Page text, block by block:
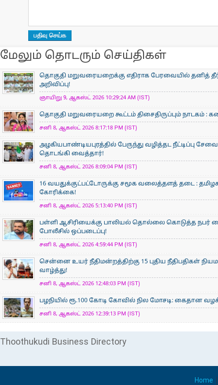
மேலும் தொடரும் செய்திகள்
தொகுதி மறுவரையறைக்கு எதிராக பேரவையில் தனித்
அறிவிப்பு!
ஞாயிறு 9, ஆகஸ்ட் 2026 10:29:24 AM (IST)
தொகுதி மறுவரையறை கூட்டம் திசைதிருப்பும் நாடகம் :
சனி 8, ஆகஸ்ட் 2026 8:17:18 PM (IST)
அழகியபாண்டியபுரத்தில் பேருந்து வழித்தட நீட்டிப்பு
தொடங்கி வைத்தார்!
சனி 8, ஆகஸ்ட் 2026 8:09:04 PM (IST)
16 வயதுக்குட்பட்டோருக்கு சமூக வலைத்தளத் தடை :
கோரிக்கை!
சனி 8, ஆகஸ்ட் 2026 5:13:40 PM (IST)
பள்ளி ஆசிரியைக்கு பாலியல் தொல்லை கொடுத்த நபர்
போலீசில் ஒப்படைப்பு!
சனி 8, ஆகஸ்ட் 2026 4:59:44 PM (IST)
சென்னை உயர் நீதிமன்றத்திற்கு 15 புதிய நீதிபதிகள்
வாழ்த்து!
சனி 8, ஆகஸ்ட் 2026 12:48:03 PM (IST)
பழநியில் ரூ.100 கோடி கோவில் நில மோசடி: கைதான
சனி 8, ஆகஸ்ட் 2026 12:39:13 PM (IST)
Thoothukudi Business Directory
Home